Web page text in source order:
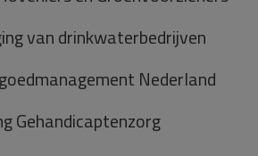
van drinkwaterbedrijven
Nederland
Gehandicaptenzorg